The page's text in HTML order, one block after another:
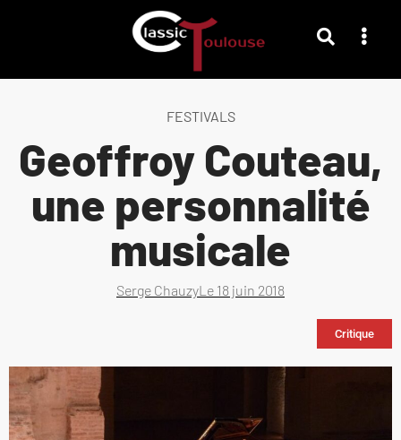
FESTIVALS
Geoffroy Couteau,
une personnalité
musicale
Serge ChauzyLe 18 juin 2018
Critique